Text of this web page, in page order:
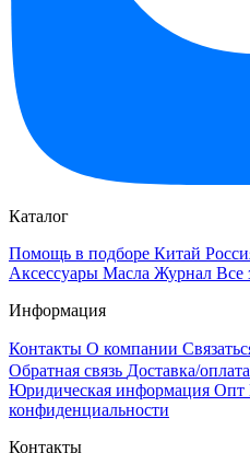
Каталог
Помощь в подборе Китай
Аксессуары Масла Журнал Все
Информация
Контакты О компании
Обратная связь Доставка/оплата
Юридическая информация Опт
конфиденциальности
Контакты